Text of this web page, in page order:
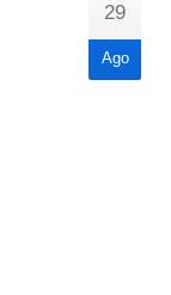
29
Ago